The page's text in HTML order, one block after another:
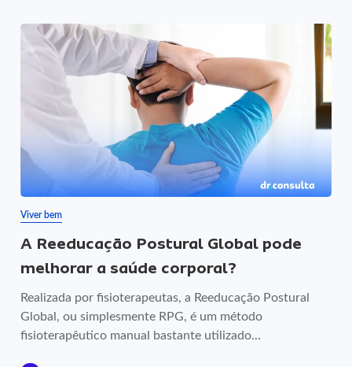
Viver bem
A Reeducação Postural Global pode
melhorar a saúde corporal?
Realizada por fisioterapeutas, a Reeducação Postural
Global, ou simplesmente RPG, é um método
fisioterapêutico manual bastante utilizado...